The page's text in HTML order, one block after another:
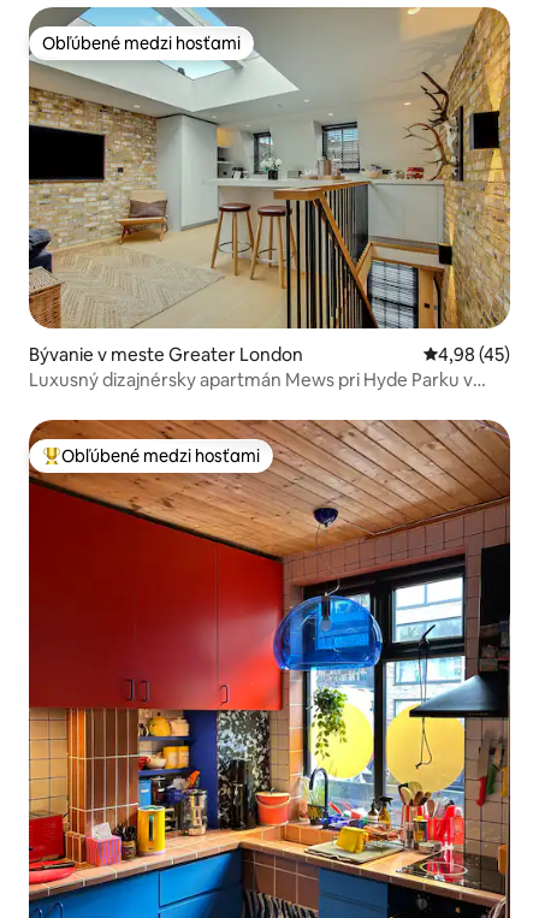
Obľúbené medzi hosťami
Obľúbené medzi hosťami
Bývanie v meste Greater London Priemerné
4,98 (45)
Luxusný dizajnérsky apartmán Mews pri Hyde Parku v
Najobľúbenejšie medzi hosťami
Obľúbené medzi hosťami